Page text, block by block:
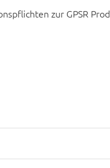
zur GPSR